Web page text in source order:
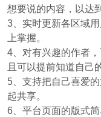
想要说的内容，以达
3、实时更新各区域
上掌握。
4、对有兴趣的作者
且可以提前知道自己
5、支持把自己喜爱
起共享。
6、平台页面的版式